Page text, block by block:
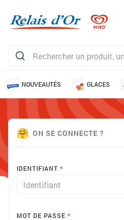
NOUVEAUTÉS GLACES
ON SE CONNECTE ?
IDENTIFIANT
MOT DE PASSE